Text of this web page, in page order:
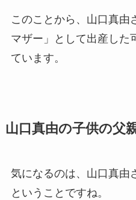
このことから、山口真由
マザー」として出産した
ています。
山口真由の子供の父
気になるのは、山口真由
ということですね。